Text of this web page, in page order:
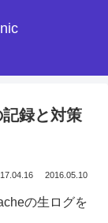
録と対策
2016.05.10
の生ログを